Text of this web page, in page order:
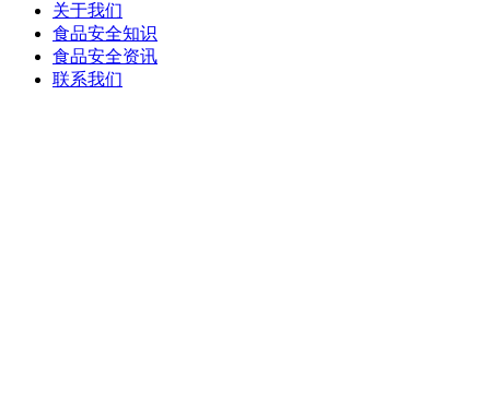
关于我们
食品安全知识
食品安全资讯
联系我们